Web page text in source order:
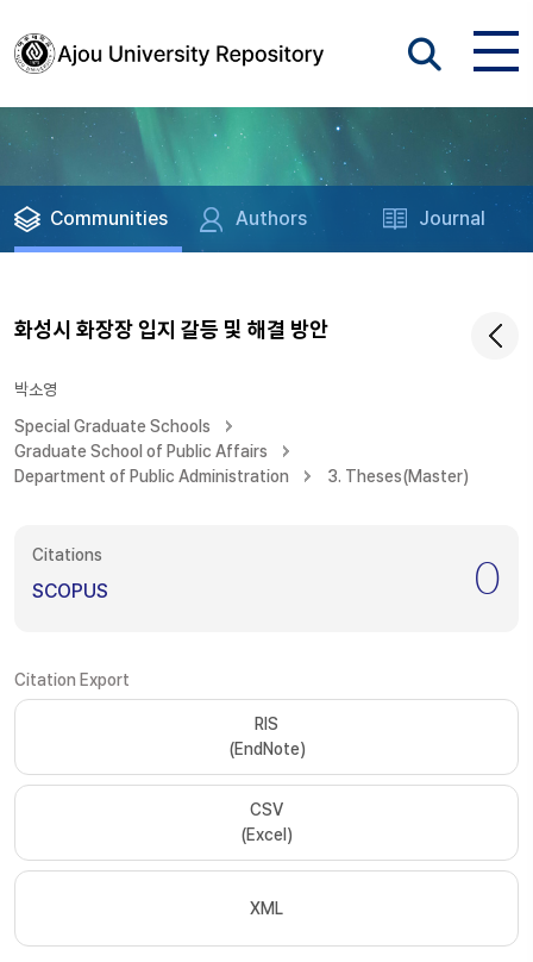
Communities Authors Journal
화성시 화장장 입지 갈등 및 해결 방안
박소영
Special Graduate Schools
Graduate School of Public Affairs
Department of Public Administration
3. Theses(Master)
Citations
SCOPUS 0
Citation Export
RIS
(EndNote)
CSV
(Excel)
XML